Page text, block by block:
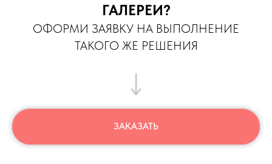
ГАЛЕРЕИ?
ОФОРМИ ЗАЯВКУ НА ВЫПОЛНЕНИЕ
ТАКОГО ЖЕ РЕШЕНИЯ
ЗАКАЗАТЬ